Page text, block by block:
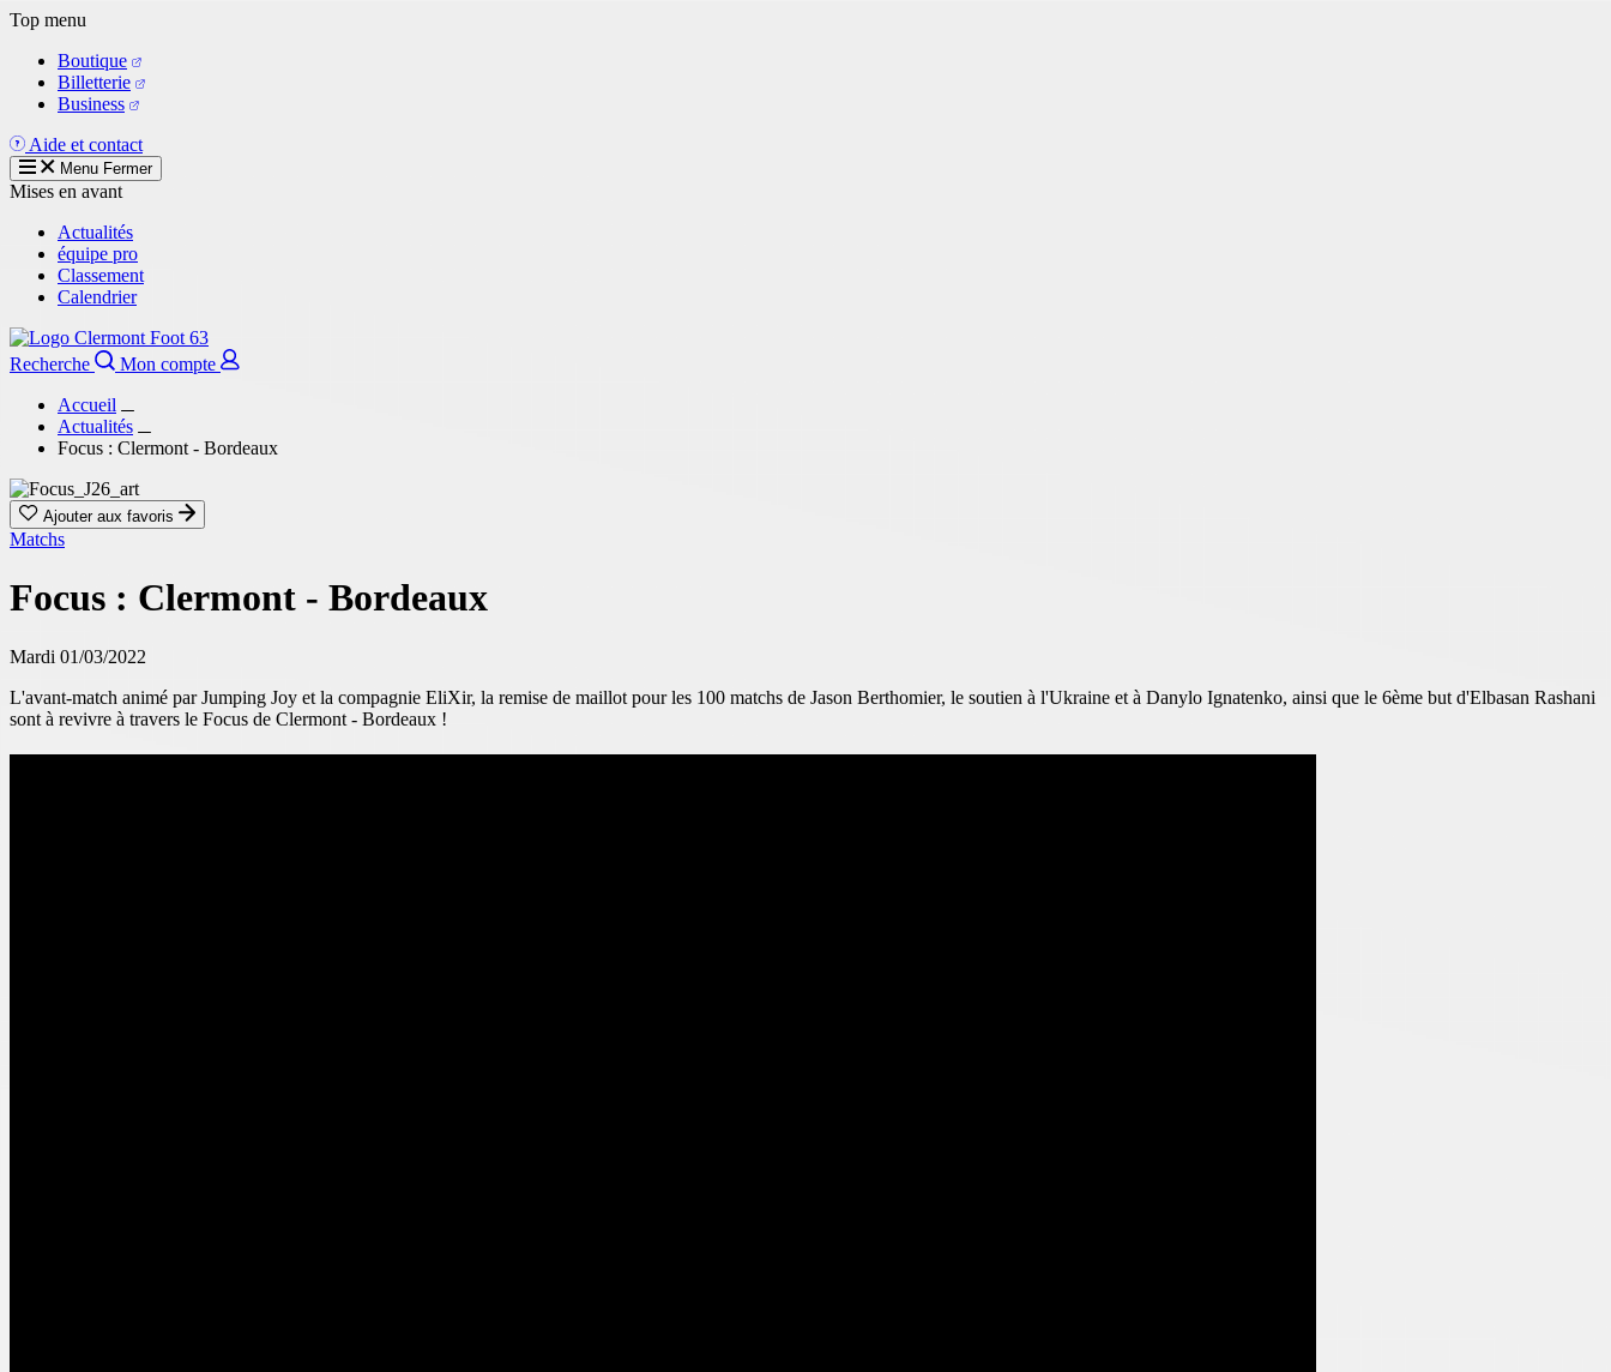
Aller
contenu
principal
Top menu
Boutique
Billetterie
Business
Aide et contact
Menu Fermer
Mises en avant
Actualités
équipe pro
Classement
Calendrier
Recherche
Mon compte
Accueil
Actualités
Focus : Clermont - Bordeaux
Ajouter aux favoris
Matchs
Focus : Clermont - Bordeaux
Mardi 01/03/2022
L'avant-match animé par Jumping Joy et la compagnie EliXir, la remise de maillot pour les 100 matchs de Jason Berthomier, le soutien à l'Ukraine et à Danylo Ignatenko, ainsi que le 6ème but d'Elbasan Rashani
sont à revivre à travers le Focus de Clermont - Bordeaux !